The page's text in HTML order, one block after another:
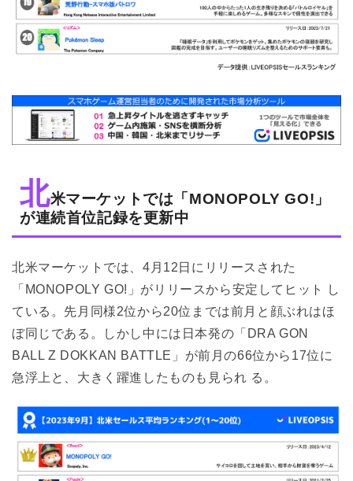
北米マーケットでは「MONOPOLY GO!」
が連続首位記録を更新中
北米マーケットでは、4月12日にリリースされた
「MONOPOLY GO!」がリリースから安定してヒット し
ている。先月同様2位から20位までは前月と顔ぶれはほ
ぼ同じである。しかし中には日本発の「DRA GON
BALL Z DOKKAN BATTLE」が前月の66位から17位に
急浮上と、大きく躍進したものも見られ る。